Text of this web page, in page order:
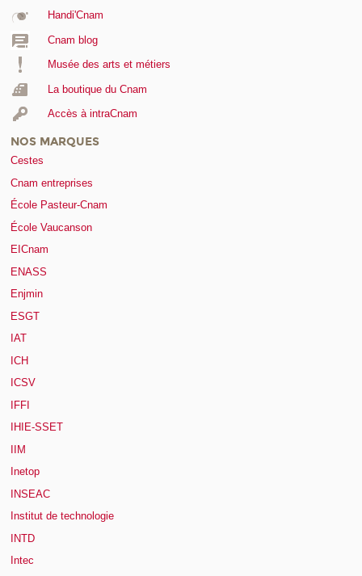
Handi'Cnam
Cnam blog
Musée des arts et métiers
La boutique du Cnam
Accès à intraCnam
NOS MARQUES
Cestes
Cnam entreprises
École Pasteur-Cnam
École Vaucanson
EICnam
ENASS
Enjmin
ESGT
IAT
ICH
ICSV
IFFI
IHIE-SSET
IIM
Inetop
INSEAC
Institut de technologie
INTD
Intec